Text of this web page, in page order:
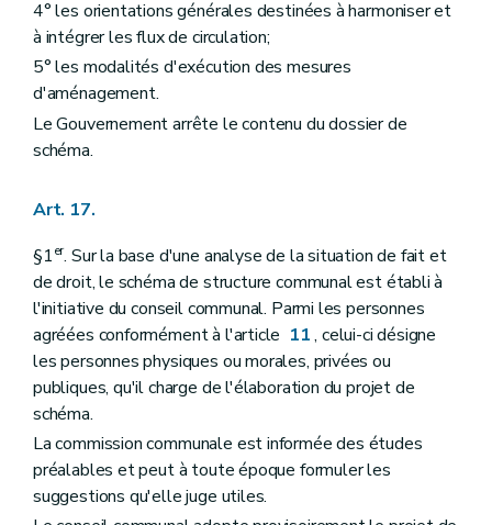
Sous-section première Des demandes nécessitant l'avis conforme du fonctionnaire délégué
Art. 324
Art. 325
Art. 326
Art. 327
Sous-section 2
Des demandes ne nécessitant pas l'avis conforme du fonctionnaire délégué
Art. 328
Art. 331
Section 2 Des modalités des enquêtes publiques
Art. 332
Art. 333
Art. 334
Art. 335
Art. 336
Art. 337
Art. 339
Art. 340
Art. 341
Art. 342
4° les orientations générales destinées à harmoniser et
à intégrer les flux de circulation;
5° les modalités d'exécution des mesures
d'aménagement.
Le Gouvernement arrête le contenu du dossier de
schéma.
Art. 17.
§1er. Sur la base d'une analyse de la situation de fait et
de droit, le schéma de structure communal est établi à
l'initiative du conseil communal. Parmi les personnes
agréées conformément à l'article 11, celui-ci désigne
les personnes physiques ou morales, privées ou
publiques, qu'il charge de l'élaboration du projet de
schéma.
La commission communale est informée des études
préalables et peut à toute époque formuler les
suggestions qu'elle juge utiles.